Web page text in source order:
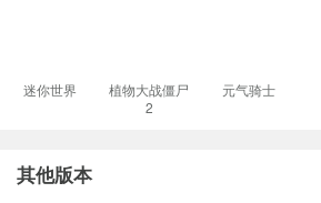
迷你世界
植物大战僵尸
2
元气骑士
其他版本